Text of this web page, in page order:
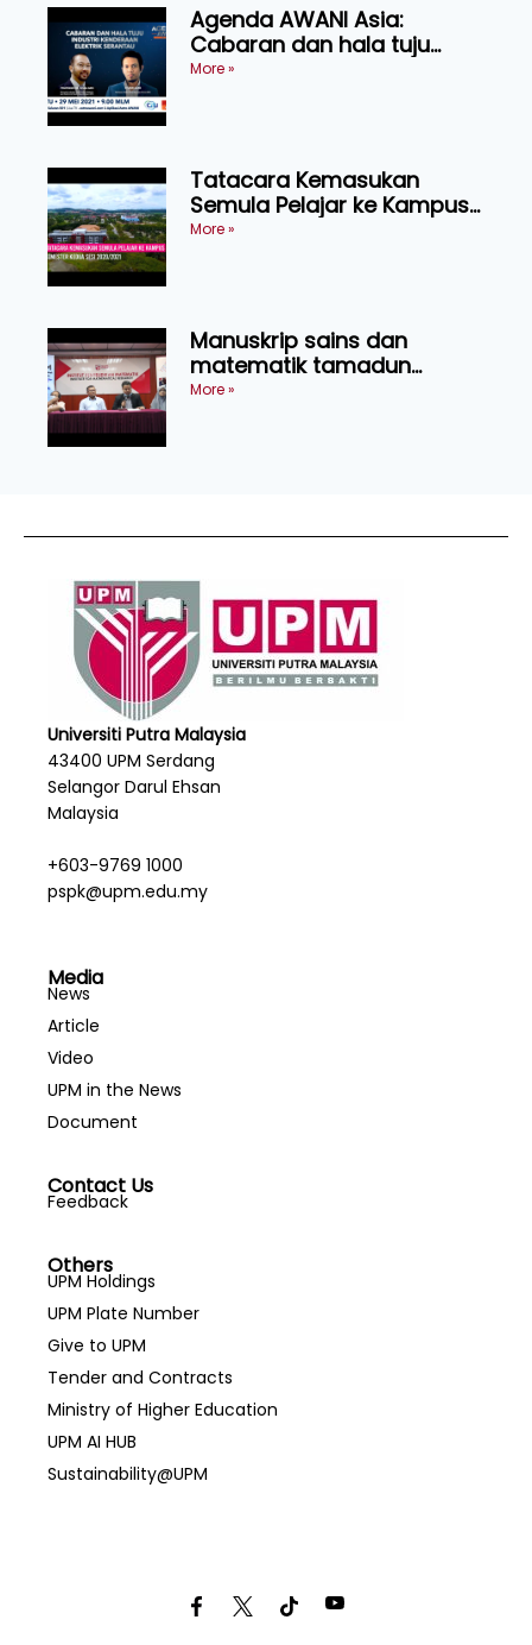
Agenda AWANI Asia:
Cabaran dan hala tuju
industri kenderaan elektrik
More »
Tatacara Kemasukan
Semula Pelajar ke Kampus
Semester Kedua Sesi
More »
Manuskrip sains dan
matematik tamadun
Melayu abad ke 17 ditemui
More »
Universiti Putra Malaysia
43400 UPM Serdang
Selangor Darul Ehsan
Malaysia
+603-9769 1000
pspk@upm.edu.my
Media
News
Article
Video
UPM in the News
Document
Contact Us
Feedback
Others
UPM Holdings
UPM Plate Number
Give to UPM
Tender and Contracts
Ministry of Higher Education
UPM AI HUB
Sustainability@UPM